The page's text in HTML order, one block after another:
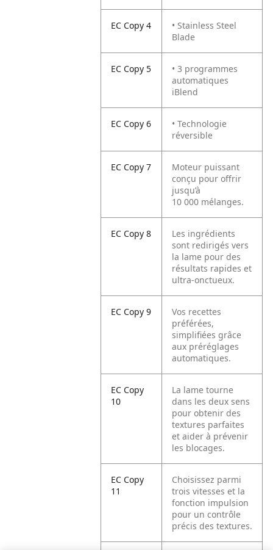
EC Copy 4
• Stainless Steel
Blade
EC Copy 5
• 3 programmes
automatiques
iBlend
EC Copy 6
• Technologie
réversible
EC Copy 7
Moteur puissant
conçu pour offrir
jusqu’à
10 000 mélanges.
EC Copy 8
Les ingrédients
sont redirigés vers
la lame pour des
résultats rapides et
ultra-onctueux.
EC Copy 9
Vos recettes
préférées,
simplifiées grâce
aux préréglages
automatiques.
EC Copy
10
La lame tourne
dans les deux sens
pour obtenir des
textures parfaites
et aider à prévenir
les blocages.
EC Copy
11
Choisissez parmi
trois vitesses et la
fonction impulsion
pour un contrôle
précis des textures.